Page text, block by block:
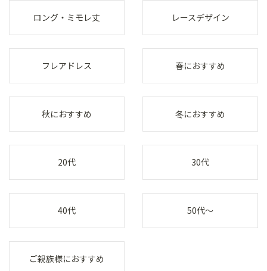
ロング・ミモレ丈 レースデザイン
フレアドレス 春におすすめ
秋におすすめ 冬におすすめ
20代 30代
40代 50代～
ご親族様におすすめ